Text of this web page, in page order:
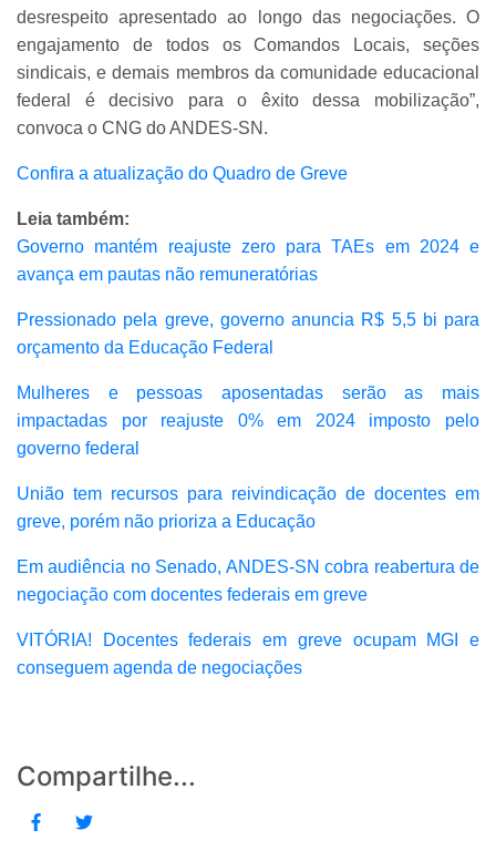
desrespeito apresentado ao longo das negociações. O
engajamento de todos os Comandos Locais, seções
sindicais, e demais membros da comunidade educacional
federal é decisivo para o êxito dessa mobilização”,
convoca o CNG do ANDES-SN.
Confira a atualização do Quadro de Greve
Leia também:
Governo mantém reajuste zero para TAEs em 2024 e
avança em pautas não remuneratórias
Pressionado pela greve, governo anuncia R$ 5,5 bi para
orçamento da Educação Federal
Mulheres e pessoas aposentadas serão as mais
impactadas por reajuste 0% em 2024 imposto pelo
governo federal
União tem recursos para reivindicação de docentes em
greve, porém não prioriza a Educação
Em audiência no Senado, ANDES-SN cobra reabertura de
negociação com docentes federais em greve
VITÓRIA! Docentes federais em greve ocupam MGI e
conseguem agenda de negociações
Compartilhe...